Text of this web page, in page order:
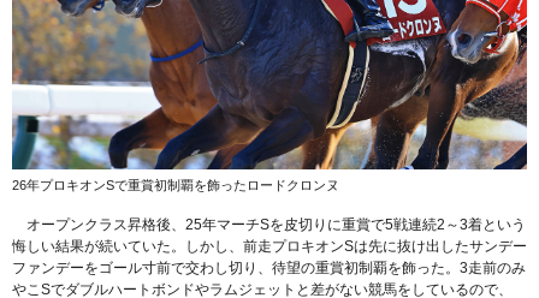
26年プロキオンSで重賞初制覇を飾ったロードクロンヌ
オープンクラス昇格後、25年マーチSを皮切りに重賞で5戦連続2～3着という
悔しい結果が続いていた。しかし、前走プロキオンSは先に抜け出したサンデー
ファンデーをゴール寸前で交わし切り、待望の重賞初制覇を飾った。3走前のみ
やこSでダブルハートボンドやラムジェットと差がない競馬をしているので、